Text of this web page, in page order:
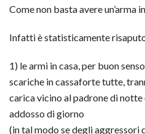
Come non basta avere un’arma
Infatti è statisticamente
1) le armi in casa, per buon
scariche in cassaforte tutte,
carica vicino al padrone di
addosso di giorno
(in tal modo se degli aggressori